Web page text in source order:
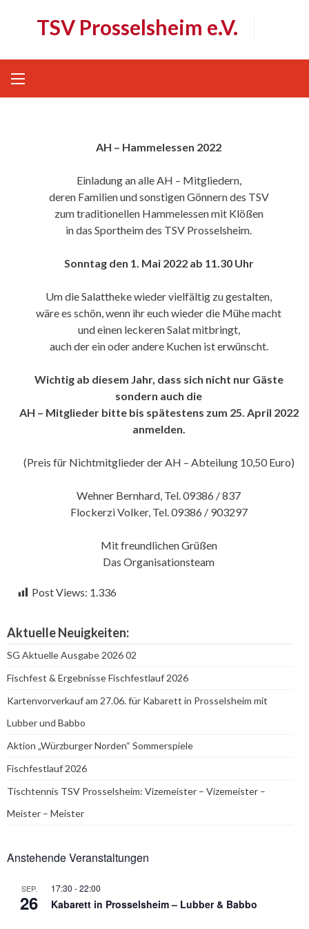
TSV Prosselsheim e.V.
AH – Hammelessen 2022
Einladung an alle AH – Mitgliedern,
deren Familien und sonstigen Gönnern des TSV
zum traditionellen Hammelessen mit Klößen
in das Sportheim des TSV Prosselsheim.
Sonntag den 1. Mai 2022 ab 11.30 Uhr
Um die Salattheke wieder vielfältig zu gestalten,
wäre es schön, wenn ihr euch wieder die Mühe macht
und einen leckeren Salat mitbringt,
auch der ein oder andere Kuchen ist erwünscht.
Wichtig ab diesem Jahr, dass sich nicht nur Gäste
sondern auch die
AH – Mitglieder bitte bis spätestens zum 25. April 2022
anmelden.
(Preis für Nichtmitglieder der AH – Abteilung 10,50 Euro)
Wehner Bernhard, Tel. 09386 / 837
Flockerzi Volker, Tel. 09386 / 903297
Mit freundlichen Grüßen
Das Organisationsteam
Post Views: 1.336
Aktuelle Neuigkeiten:
SG Aktuelle Ausgabe 2026 02
Fischfest & Ergebnisse Fischfestlauf 2026
Kartenvorverkauf am 27.06. für Kabarett in Prosselsheim mit
Lubber und Babbo
Aktion „Würzburger Norden“ Sommerspiele
Fischfestlauf 2026
Tischtennis TSV Prosselsheim: Vizemeister – Vizemeister –
Meister – Meister
Anstehende Veranstaltungen
SEP.
26
17:30 -22:00
Kabarett in Prosselsheim – Lubber & Babbo